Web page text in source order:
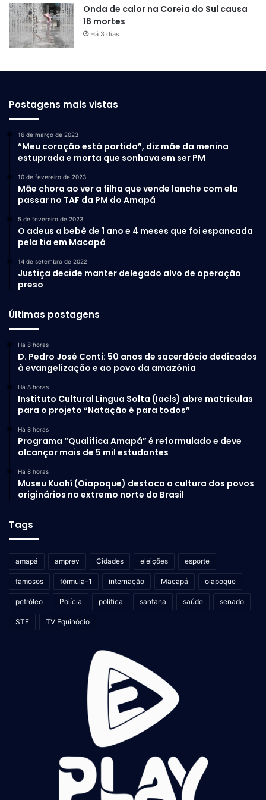
gestão passada.
Onda de calor na Coreia do Sul causa
16 mortes
Há 3 dias
Postagens mais vistas
16 de março de 2023
“Meu coração está partido”, diz mãe da menina
estuprada e morta que sonhava em ser PM
10 de fevereiro de 2023
Mãe chora ao ver a filha que vende lanche com ela
passar no TAF da PM do Amapá
5 de fevereiro de 2023
O adeus a bebê de 1 ano e 4 meses que foi espancada
pela tia em Macapá
14 de setembro de 2022
Justiça decide manter delegado alvo de operação
preso
Últimas postagens
Há 8 horas
D. Pedro José Conti: 50 anos de sacerdócio dedicados
à evangelização e ao povo da amazônia
Há 8 horas
Instituto Cultural Língua Solta (Iacls) abre matrículas
para o projeto “Natação é para todos”
Há 8 horas
Programa “Qualifica Amapá” é reformulado e deve
alcançar mais de 5 mil estudantes
Há 8 horas
Museu Kuahí (Oiapoque) destaca a cultura dos povos
originários no extremo norte do Brasil
Tags
amapá amprev Cidades eleições esporte
famosos fórmula-1 internação Macapá oiapoque
petróleo Polícia política santana saúde senado
STF TV Equinócio